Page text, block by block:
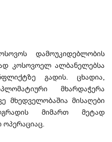
დამოუკიდებლობის
კოსოვოელ ალბანელებსა
გადის. ცხადია,
მხარდაჭერა
მხედველობაშია მისაღები
მიმართ მეტად
ოპერაციაც.